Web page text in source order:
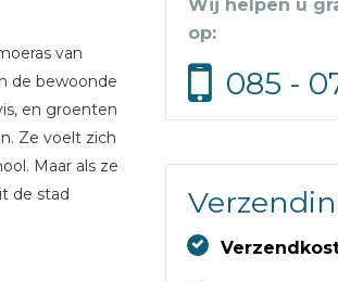
van
de bewoonde
en groenten
Ze voelt zich
Maar als ze
de stad
onmiddelijk op
Wij helpen u
op:
085 -